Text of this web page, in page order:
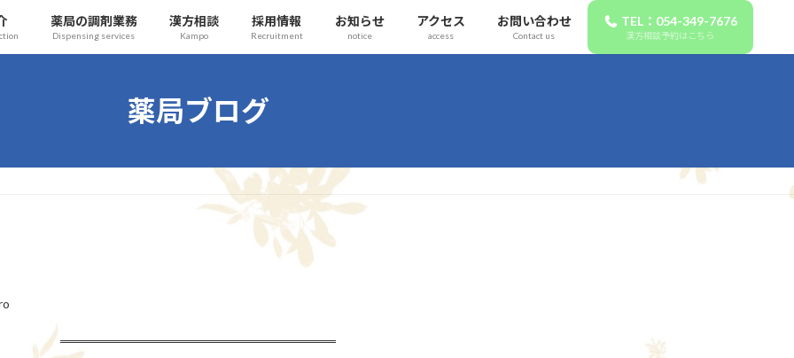
薬局の調剤業務
Dispensing services
漢方相談
Kampo
採用情報
Recruitment
お知らせ
notice
アクセス
access
お問い合わせ
Contact us
TEL：054-349-7676
漢方相談予約はこちら
薬局ブログ